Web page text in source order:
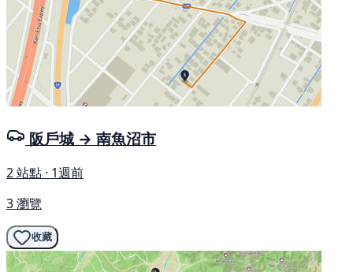
阪戶城 → 南魚沼市
2 站點 · 1週前
3 瀏覽
收藏